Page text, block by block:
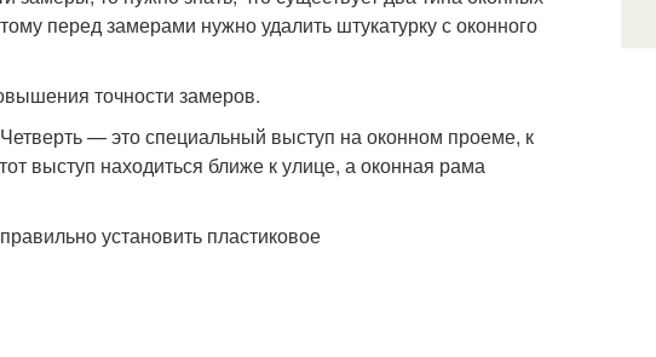
перед замерами нужно удалить штукатурку с оконного
точности замеров.
— это специальный выступ на оконном проеме, к
выступ находиться ближе к улице, а оконная рама